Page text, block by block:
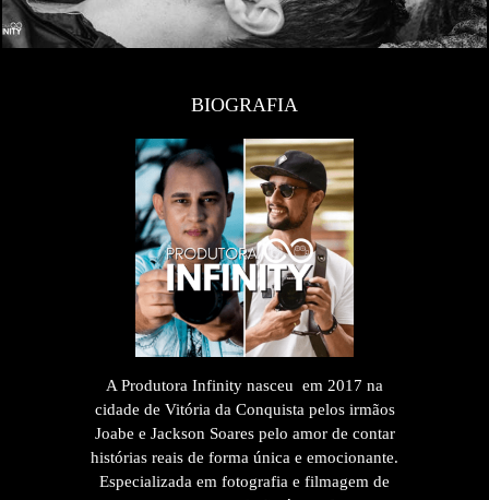
BIOGRAFIA
A Produtora Infinity nasceu em 2017 na
cidade de Vitória da Conquista pelos irmãos
Joabe e Jackson Soares pelo amor de contar
histórias reais de forma única e emocionante.
Especializada em fotografia e filmagem de